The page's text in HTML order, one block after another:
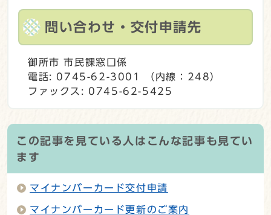
問い合わせ・交付申請先
御所市 市民課窓口係
電話: 0745-62-3001 （内線：248）
ファックス: 0745-62-5425
この記事を見ている人はこんな記事も見てい
ます
マイナンバーカード交付申請
マイナンバーカード更新のご案内